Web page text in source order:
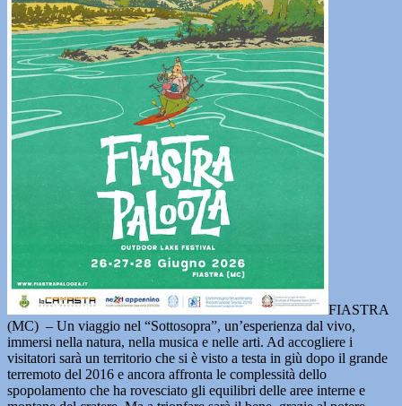
FIASTRA
(MC) – Un viaggio nel “Sottosopra”, un’esperienza dal vivo,
immersi nella natura, nella musica e nelle arti. Ad accogliere i
visitatori sarà un territorio che si è visto a testa in giù dopo il grande
terremoto del 2016 e ancora affronta le complessità dello
spopolamento che ha rovesciato gli equilibri delle aree interne e